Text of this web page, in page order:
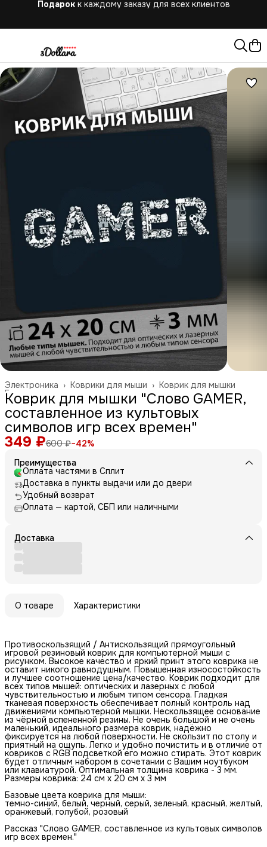
Коврик для мышки
Коврики для мыши ›
Электроника ›
Главная
Коврик для мышки "Слово GAMER,
составленное из культовых
символов игр всех времен"
349 ₽600 ₽−42%
Преимущества
Оплата частями в Сплит
Доставка в пункты выдачи или до двери
Удобный возврат
Оплата — картой, СБП или наличными
Доставка
О товаре Характеристики
Противоскользящий / Антискользящий прямоугольный
игровой резиновый коврик для компьютерной мыши с
рисунком. Высокое качество и яркий принт этого коврика не
оставит никого равнодушным. Повышенная износостойкость
и лучшее соотношение цена/качество. Коврик подходит для
всех типов мышей: оптических и лазерных с любой
чувствительностью и любым типом сенсора. Гладкая
тканевая поверхность обеспечивает полный контроль над
движениями компьютерной мышки. Нескользящее основание
из чёрной вспененной резины. Не очень большой и не очень
маленький, идеального размера коврик, надёжно
фиксируется на любой поверхности. Не скользит по столу и
приятный на ощупь. Легко и удобно почистить и в отличие от
ковриков с RGB подсветкой его можно стирать. Этот коврик
будет отличным набором в сочетании с Вашим ноутбуком
или клавиатурой. Оптимальная толщина коврика - 3 мм.
Размеры коврика: 24 см x 20 см x 3 мм
Базовые цвета коврика для мыши:
темно-синий, белый, черный, серый, зеленый, красный, желтый,
оранжевый, голубой, розовый
Рассказ "Слово GAMER, составленное из культовых символов
игр всех времен."